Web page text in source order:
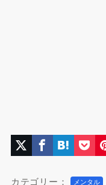
カテゴリー： メンタル